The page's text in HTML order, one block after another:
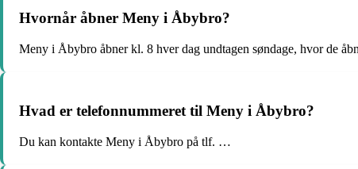
Hvornår åbner Meny i Åbybro?
Meny i Åbybro åbner kl. 8 hver dag undtagen søndage, hvor de
Hvad er telefonnummeret til Meny i Åbybro?
Du kan kontakte Meny i Åbybro på tlf. …